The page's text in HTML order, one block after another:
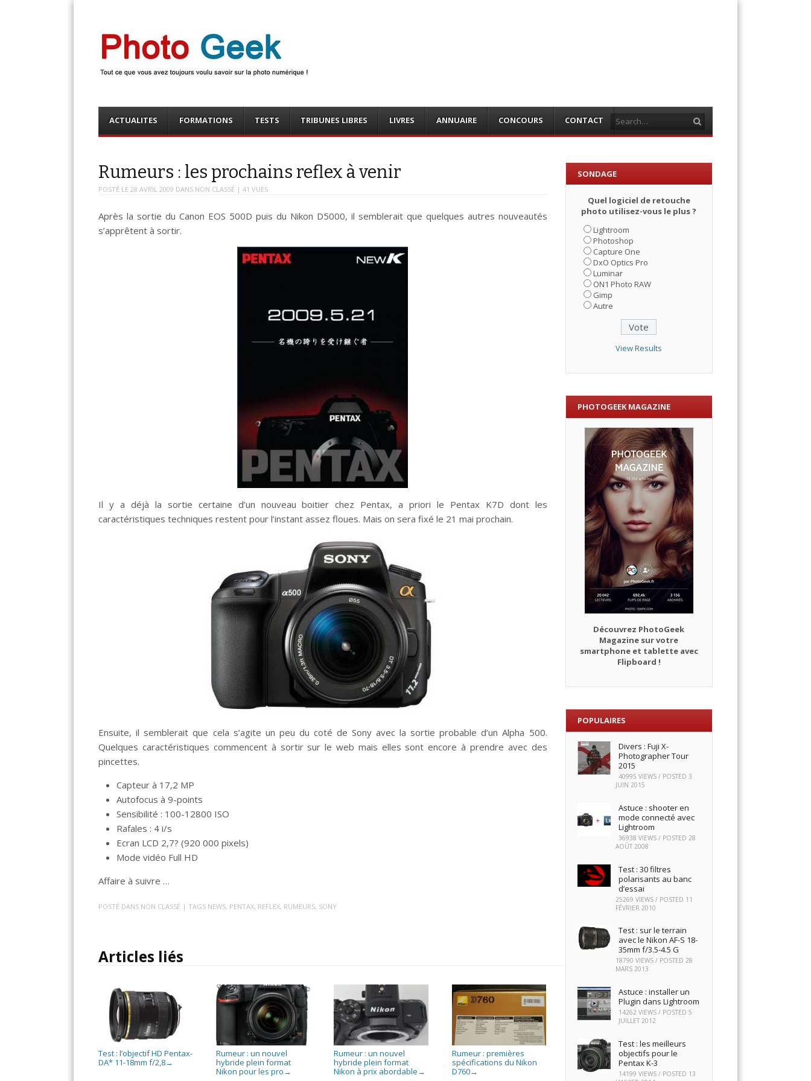
Photo Geek
Menu
content
ACTUALITES FORMATIONS TESTS TRIBUNES LIBRES LIVRES ANNUAIRE CONCOURS CONTACT
Rumeurs : les prochains reflex à venir
POSTÉ LE28 AVRIL 2009 DANS NON CLASSÉ | 41 VUES
Après la sortie du Canon EOS 500D puis du Nikon D5000, il semblerait que quelques autres nouveautés
s’apprêtent à sortir.
Il y a déjà la sortie certaine d’un nouveau boitier chez Pentax, a priori le Pentax K7D dont les
caractéristiques techniques restent pour l’instant assez floues. Mais on sera fixé le 21 mai prochain.
Ensuite, il semblerait que cela s’agite un peu du coté de Sony avec la sortie probable d’un Alpha 500.
Quelques caractéristiques commencent à sortir sur le web mais elles sont encore à prendre avec des
pincettes.
Capteur à 17,2 MP
Autofocus à 9-points
Sensibilité : 100-12800 ISO
Rafales : 4 i/s
Ecran LCD 2,7? (920 000 pixels)
Mode vidéo Full HD
Affaire à suivre …
POSTÉ DANS NON CLASSÉ | TAGS NEWS, PENTAX, REFLEX, RUMEURS, SONY
Articles liés
Test : l’objectif HD Pentax-
DA* 11-18mm f/2,8→
Rumeur : un nouvel
hybride plein format
Nikon pour les pro →
Rumeur : un nouvel
hybride plein format
Nikon à prix abordable →
Rumeur : premières
spécifications du Nikon
D760→
SONDAGE
Quel logiciel de retouche
photo utilisez-vous le plus ?
Lightroom
Photoshop
Capture One
DxO Optics Pro
Luminar
ON1 Photo RAW
Gimp
Autre
View Results
PHOTOGEEK MAGAZINE
Découvrez PhotoGeek
Magazine sur votre
smartphone et tablette avec
Flipboard !
POPULAIRES
Divers : Fuji X-
Photographer Tour
2015
40995 VIEWS / POSTED3
JUIN 2015
Astuce : shooter en
mode connecté avec
Lightroom
36938 VIEWS / POSTED28
AOÛT 2008
Test : 30 filtres
polarisants au banc
d’essai
25269 VIEWS / POSTED 11
FÉVRIER 2010
Test : sur le terrain
avec le Nikon AF-S 18-
35mm f/3.5-4.5 G
18790 VIEWS / POSTED28
MARS 2013
Astuce : installer un
Plugin dans Lightroom
14262 VIEWS / POSTED5
JUILLET 2012
Test : les meilleurs
objectifs pour le
Pentax K-3
14199 VIEWS / POSTED 13